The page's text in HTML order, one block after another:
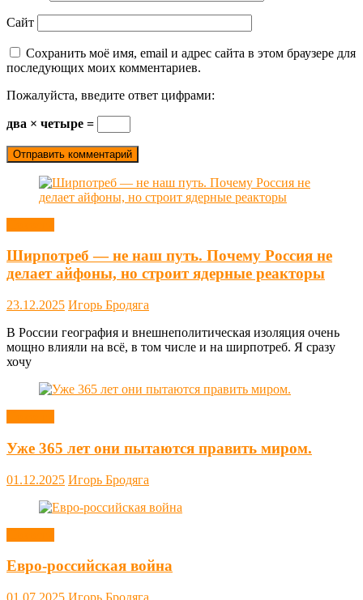
Сайт
Сохранить моё имя, email и адрес сайта в этом браузере для
последующих моих комментариев.
Пожалуйста, введите ответ цифрами:
два × четыре =
Ширпотреб — не наш путь. Почему Россия не
делает айфоны, но строит ядерные реакторы
23.12.2025 Игорь Бродяга
В России география и внешнеполитическая изоляция очень
мощно влияли на всё, в том числе и на ширпотреб. Я сразу
хочу
Уже 365 лет они пытаются править миром.
01.12.2025 Игорь Бродяга
Евро-российская война
01.07.2025 Игорь Бродяга